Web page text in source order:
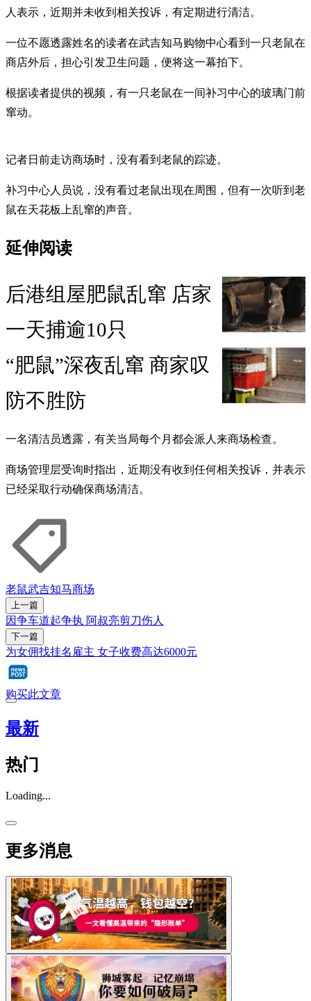
人表示，近期并未收到相关投诉，有定期进行清洁。
一位不愿透露姓名的读者在武吉知马购物中心看到一只老鼠在
商店外后，担心引发卫生问题，便将这一幕拍下。
根据读者提供的视频，有一只老鼠在一间补习中心的玻璃门前
窜动。
记者日前走访商场时，没有看到老鼠的踪迹。
补习中心人员说，没有看过老鼠出现在周围，但有一次听到老
鼠在天花板上乱窜的声音。
延伸阅读
后港组屋肥鼠乱窜 店家
一天捕逾10只
“肥鼠”深夜乱窜 商家叹
防不胜防
一名清洁员透露，有关当局每个月都会派人来商场检查。
商场管理层受询时指出，近期没有收到任何相关投诉，并表示
已经采取行动确保商场清洁。
老鼠武吉知马商场
上一篇
因争车道起争执 阿叔亮剪刀伤人
下一篇
为女佣找挂名雇主 女子收费高达6000元
购买此文章
最新
热门
Loading...
更多消息